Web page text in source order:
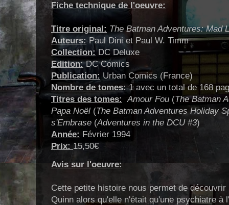
Fiche technique de l'oeuvre:
Titre original: The Batman Adventures: Mad
Auteurs: Paul Dini et Paul W. Timm
Collection:DC Deluxe
Edition:DC Comics
Publication: Urban Comics (France)
Nombre de tomes:1 avec un total de 168
Titres des tomes:
Amour Fou (The Batman
Papa Noël (The Batman Adventures Holiday
s'Embrase (Adventures in the DCU #3)
Année: Février 1994
Prix: 15,50€
Avis sur l'oeuvre:
Cette petite histoire nous permet de
Quinn alors qu'elle n'était qu'une psychiatre à